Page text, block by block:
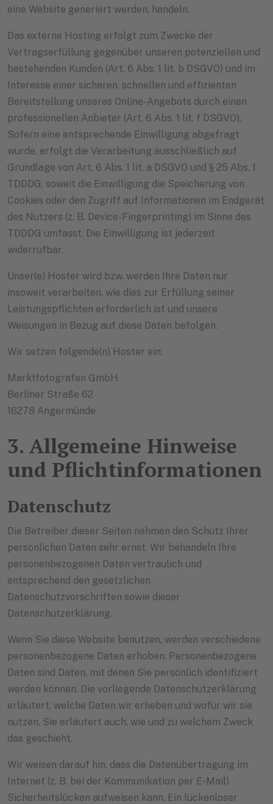
eine Website generiert werden, handeln.
Das externe Hosting erfolgt zum Zwecke der
Vertragserfüllung gegenüber unseren potenziellen und
bestehenden Kunden (Art. 6 Abs. 1 lit. b DSGVO) und im
Interesse einer sicheren, schnellen und effizienten
Bereitstellung unseres Online-Angebots durch einen
professionellen Anbieter (Art. 6 Abs. 1 lit. f DSGVO).
Sofern eine entsprechende Einwilligung abgefragt
wurde, erfolgt die Verarbeitung ausschließlich auf
Grundlage von Art. 6 Abs. 1 lit. a DSGVO und § 25 Abs. 1
TDDDG, soweit die Einwilligung die Speicherung von
Cookies oder den Zugriff auf Informationen im Endgerät
des Nutzers (z. B. Device-Fingerprinting) im Sinne des
TDDDG umfasst. Die Einwilligung ist jederzeit
widerrufbar.
Unser(e) Hoster wird bzw. werden Ihre Daten nur
insoweit verarbeiten, wie dies zur Erfüllung seiner
Leistungspflichten erforderlich ist und unsere
Weisungen in Bezug auf diese Daten befolgen.
Wir setzen folgende(n) Hoster ein:
Marktfotografen GmbH
Berliner Straße 62
16278 Angermünde
3. Allgemeine Hinweise
und Pflicht­informationen
Datenschutz
Die Betreiber dieser Seiten nehmen den Schutz Ihrer
persönlichen Daten sehr ernst. Wir behandeln Ihre
personenbezogenen Daten vertraulich und
entsprechend den gesetzlichen
Datenschutzvorschriften sowie dieser
Datenschutzerklärung.
Wenn Sie diese Website benutzen, werden verschiedene
personenbezogene Daten erhoben. Personenbezogene
Daten sind Daten, mit denen Sie persönlich identifiziert
werden können. Die vorliegende Datenschutzerklärung
erläutert, welche Daten wir erheben und wofür wir sie
nutzen. Sie erläutert auch, wie und zu welchem Zweck
das geschieht.
Wir weisen darauf hin, dass die Datenübertragung im
Internet (z. B. bei der Kommunikation per E-Mail)
Sicherheitslücken aufweisen kann. Ein lückenloser